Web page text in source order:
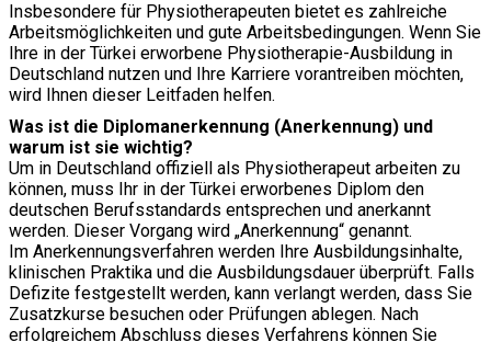
Insbesondere für Physiotherapeuten bietet es zahlreiche
Arbeitsmöglichkeiten und gute Arbeitsbedingungen. Wenn Sie
Ihre in der Türkei erworbene Physiotherapie-Ausbildung in
Deutschland nutzen und Ihre Karriere vorantreiben möchten,
wird Ihnen dieser Leitfaden helfen.
Was ist die Diplomanerkennung (Anerkennung) und
warum ist sie wichtig?
Um in Deutschland offiziell als Physiotherapeut arbeiten zu
können, muss Ihr in der Türkei erworbenes Diplom den
deutschen Berufsstandards entsprechen und anerkannt
werden. Dieser Vorgang wird „Anerkennung“ genannt.
Im Anerkennungsverfahren werden Ihre Ausbildungsinhalte,
klinischen Praktika und die Ausbildungsdauer überprüft. Falls
Defizite festgestellt werden, kann verlangt werden, dass Sie
Zusatzkurse besuchen oder Prüfungen ablegen. Nach
erfolgreichem Abschluss dieses Verfahrens können Sie